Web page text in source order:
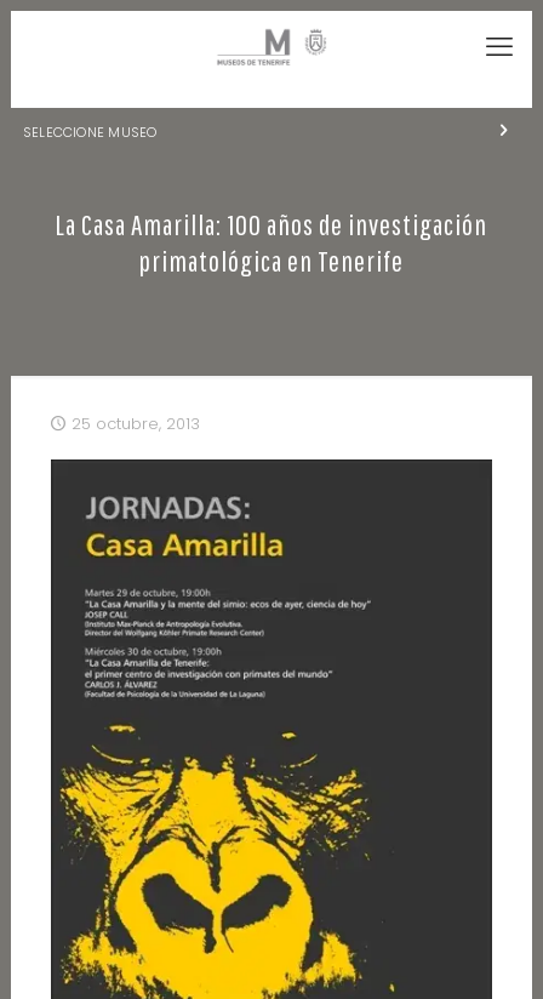
SELECCIONE MUSEO
NATURALEZA Y ARQUEOLOGÍA
LA CIENCIA Y EL COSMOS
CENTRO DE DOCUMENTACIÓN DE CANARIAS Y AMÉRICA
CUEVA DEL VIENTO
La Casa Amarilla: 100 años de investigación
primatológica en Tenerife
25 octubre, 2013